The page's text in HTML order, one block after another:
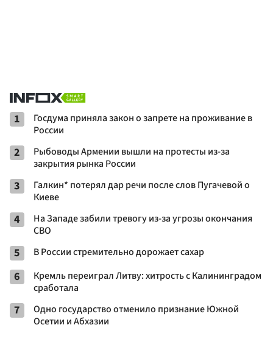
1
Госдума приняла закон о запрете на проживание в
России
2
Рыбоводы Армении вышли на протесты из-за
закрытия рынка России
3
Галкин* потерял дар речи после слов Пугачевой о
Киеве
4
На Западе забили тревогу из-за угрозы окончания
СВО
5 В России стремительно дорожает сахар
6
Кремль переиграл Литву: хитрость с Калининградом
сработала
7
Одно государство отменило признание Южной
Осетии и Абхазии